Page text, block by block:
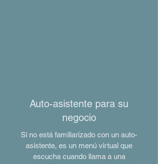
Auto-asistente para su
negocio
Si no está familiarizado con un auto-
asistente, es un menú virtual que
escucha cuando llama a una